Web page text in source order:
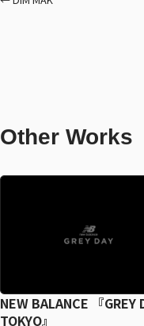
Other Works
NEW BALANCE 『GREY
TOKYO』